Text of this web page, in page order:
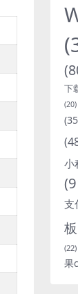
下
(20)
小
支
板
(22)
果